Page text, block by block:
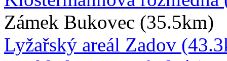
Zámek Bukovec (35.5km)
Lyžařský areál Zadov